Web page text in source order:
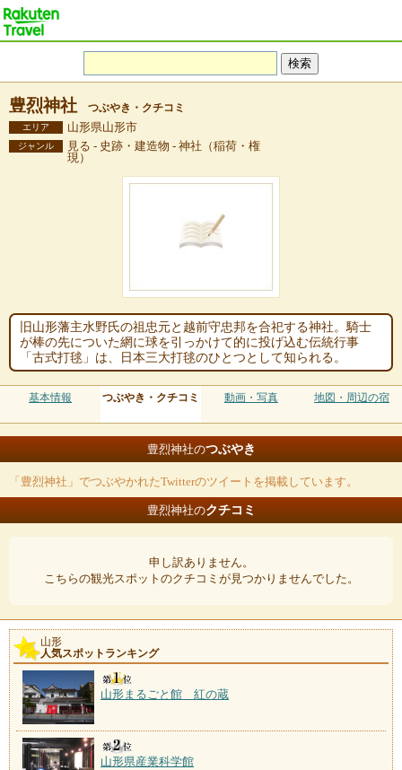
豊烈神社 つぶやき・クチコミ
エリア 山形県山形市
ジャンル
見る - 史跡・建造物 - 神社（稲荷・権
現）
旧山形藩主水野氏の祖忠元と越前守忠邦を合祀する神社。騎士
が棒の先についた網に球を引っかけて的に投げ込む伝統行事
「古式打毬」は、日本三大打毬のひとつとして知られる。
基本情報 つぶやき・クチコミ 動画・写真 地図・周辺の宿
豊烈神社のつぶやき
「豊烈神社」でつぶやかれたTwitterのツイートを掲載しています。
豊烈神社のクチコミ
申し訳ありません。
こちらの観光スポットのクチコミが見つかりませんでした。
山形
人気スポットランキング
山形まるごと館 紅の蔵
山形県産業科学館